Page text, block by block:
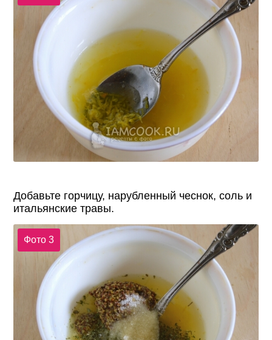
Добавьте горчицу, нарубленный чеснок, соль и
итальянские травы.
Фото 3